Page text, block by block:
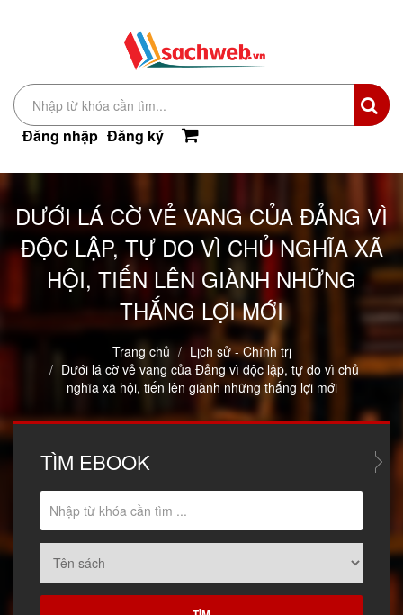
Đăng nhập Đăng ký
DƯỚI LÁ CỜ VẺ VANG CỦA ĐẢNG VÌ
ĐỘC LẬP, TỰ DO VÌ CHỦ NGHĨA XÃ
HỘI, TIẾN LÊN GIÀNH NHỮNG
THẮNG LỢI MỚI
Trang chủ
Lịch sử - Chính trị
Dưới lá cờ vẻ vang của Đảng vì độc lập, tự do vì chủ
nghĩa xã hội, tiến lên giành những thắng lợi mới
TÌM EBOOK